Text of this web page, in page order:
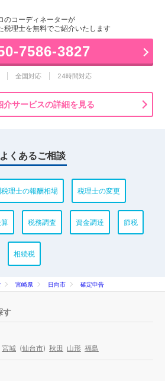
のコーディネーターが
税理士を無料でご紹介いたします
7586-3827
全国対応 24時間対応
介サービスの詳細を見る
よくあるご相談
理士の報酬相場 税理士の変更
税務調査 資金調達 節税
相続税
宮崎県 日向市 確定申告
す
宮城 (仙台市) 秋田 山形 福島